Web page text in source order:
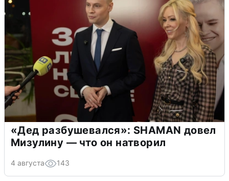
«Дед разбушевался»: SHAMAN довел
Мизулину — что он натворил
4 августа 143